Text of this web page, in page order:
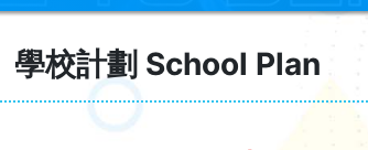
學校計劃 School Plan